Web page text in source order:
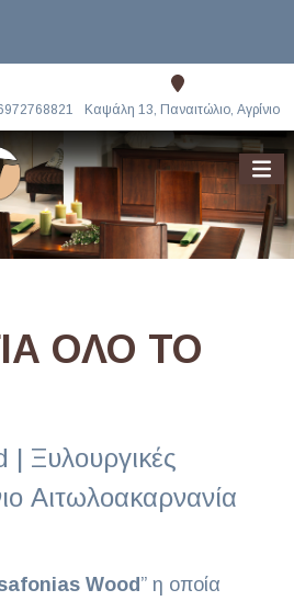
Καψάλη 13, Παναιτώλιο, Αγρίνιο
ΟΛΟ ΤΟ
Ξυλουργικές
Αιτωλοακαρνανία
Wood” η οποία